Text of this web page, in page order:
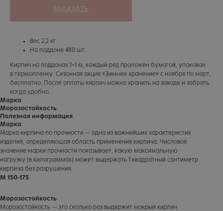
ЗАКАЗАТЬ
Вес 2,2 кг
На поддоне 480 шт.
Кирпич на поддонах 1×1 м, каждый ряд проложен бумагой, упакован
в термопленку. Сезонная акция «Зимнее хранение» с ноября по март,
бесплатно. После оплаты кирпич можно хранить на заводе и забрать
когда удобно.
Марка
Морозостойкость
Полезная информация
Марка
Марка кирпича по прочности — одна из важнейших характеристик
изделия, определяющая область применения кирпича. Числовое
значение марки прочности показывает, какую максимальную
нагрузку (в килограммах) может выдержать 1 квадратный сантиметр
кирпича без разрушения.
М 150-175
Морозостойкость
Морозостойкость — это сколько раз выдержит мокрый кирпич